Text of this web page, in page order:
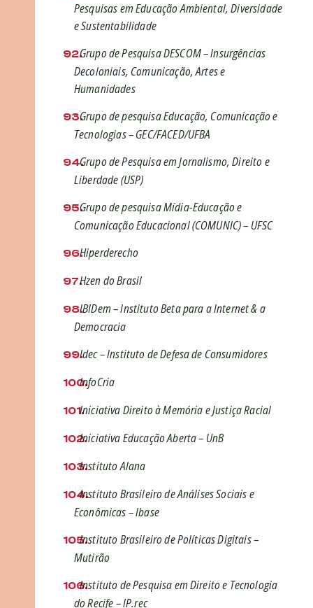
Pesquisas em Educação Ambiental, Diversidade
e Sustentabilidade
Grupo de Pesquisa DESCOM – Insurgências
Decoloniais, Comunicação, Artes e
Humanidades
Grupo de pesquisa Educação, Comunicação e
Tecnologias – GEC/FACED/UFBA
Grupo de Pesquisa em Jornalismo, Direito e
Liberdade (USP)
Grupo de pesquisa Mídia-Educação e
Comunicação Educacional (COMUNIC) – UFSC
Hiperderecho
Hzen do Brasil
IBIDem – Instituto Beta para a Internet & a
Democracia
Idec – Instituto de Defesa de Consumidores
InfoCria
Iniciativa Direito à Memória e Justiça Racial
Iniciativa Educação Aberta – UnB
Instituto Alana
Instituto Brasileiro de Análises Sociais e
Econômicas – Ibase
Instituto Brasileiro de Políticas Digitais –
Mutirão
Instituto de Pesquisa em Direito e Tecnologia
do Recife – IP.rec